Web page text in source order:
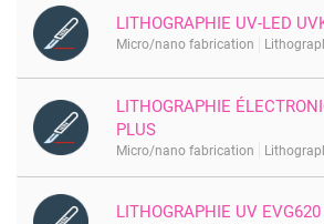
LITHOGRAPHIE UV-LED
Micro/nano fabrication
LITHOGRAPHIE
PLUS
Micro/nano fabrication
LITHOGRAPHIE UV EVG620